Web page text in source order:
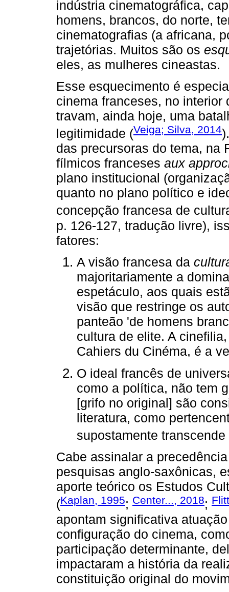
indústria cinematográfica,
homens, brancos, do norte,
cinematografias (a africana,
trajetórias. Muitos são os
eles, as mulheres cineastas.
Esse esquecimento é
cinema franceses, no interior
travam, ainda hoje, uma
legitimidade (Veiga; Silva, 2014
das precursoras do tema, na
fílmicos franceses aux
plano institucional
quanto no plano político e
concepção francesa de
p. 126-127, tradução livre),
fatores:
A visão francesa da
majoritariamente a
espetáculo, aos quais
visão que restringe os
panteão 'de homens
cultura de elite. A
Cahiers du Cinéma, é a
O ideal francês de
como a política, não tem
[grifo no original] são
literatura, como
supostamente
Cabe assinalar a
pesquisas anglo-saxônicas,
aporte teórico os Estudos
(Kaplan, 1995; Center..., 2018;
apontam significativa
configuração do cinema,
participação determinante,
impactaram a história da
constituição original do